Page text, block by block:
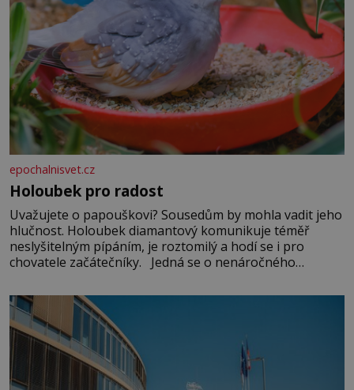
epochalnisvet.cz
Holoubek pro radost
Uvažujete o papouškovi? Sousedům by mohla vadit jeho
hlučnost. Holoubek diamantový komunikuje téměř
neslyšitelným pípáním, je roztomilý a hodí se i pro
chovatele začátečníky. Jedná se o nenáročného
času tráví na zemi, kde sbírá zbytky semínek Jeho
domovinou je prakticky celá Austrálie s výjimkou
pobřežní oblasti.